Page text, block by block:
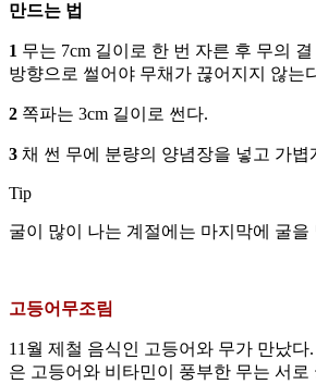
만드는 법
1 무는 7cm 길이로 한 번 자른 후 무의
방향으로 썰어야 무채가 끊어지지 않는
2 쪽파는 3cm 길이로 썬다.
3 채 썬 무에 분량의 양념장을 넣고 가볍
Tip
굴이 많이 나는 계절에는 마지막에 굴을
고등어무조림
11월 제철 음식인 고등어와 무가 만났다
은 고등어와 비타민이 풍부한 무는 서로